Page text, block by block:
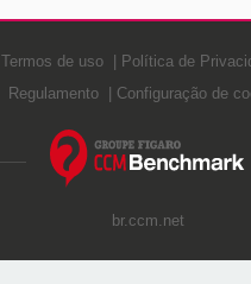
Termos de uso Política de
Regulamento
Configuração de
br.ccm.net